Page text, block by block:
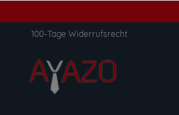
100-Tage Widerrufsrecht